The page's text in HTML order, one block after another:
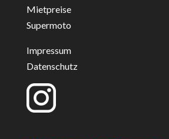
Mietpreise
Supermoto
Impressum
Datenschutz